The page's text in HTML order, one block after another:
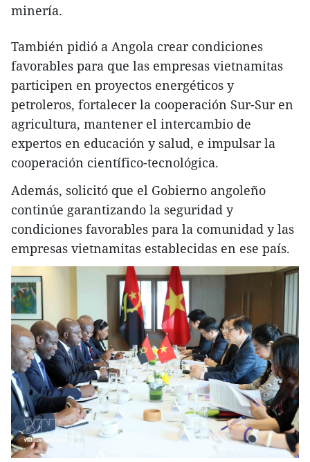
minería.
También pidió a Angola crear condiciones
favorables para que las empresas vietnamitas
participen en proyectos energéticos y
petroleros, fortalecer la cooperación Sur-Sur en
agricultura, mantener el intercambio de
expertos en educación y salud, e impulsar la
cooperación científico-tecnológica.
Además, solicitó que el Gobierno angoleño
continúe garantizando la seguridad y
condiciones favorables para la comunidad y las
empresas vietnamitas establecidas en ese país.